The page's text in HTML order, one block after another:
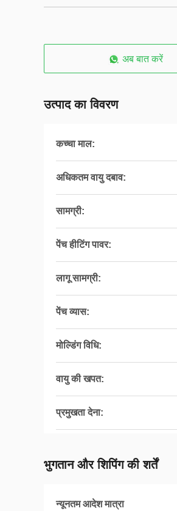
अब बात करें
उत्पाद का विवरण
कच्चा माल:
अधिकतम वायु दबाव:
सामग्री:
पेंच हीटिंग पावर:
लागू सामग्री:
पेंच व्यास:
मोल्डिंग विधि:
वायु की खपत:
प्रमुखता देना:
भुगतान और शिपिंग की शर्तें
न्यूनतम आदेश मात्रा